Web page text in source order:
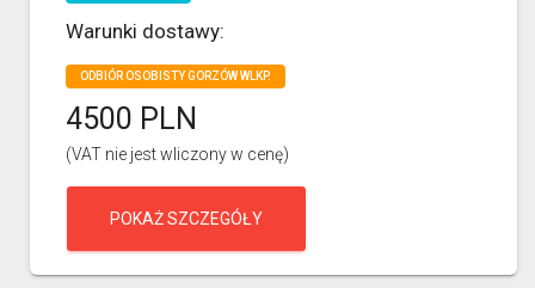
Warunki dostawy:
ODBIÓR OSOBISTY GORZÓW WLKP.
4500 PLN
(VAT nie jest wliczony w cenę)
POKAŻ SZCZEGÓŁY